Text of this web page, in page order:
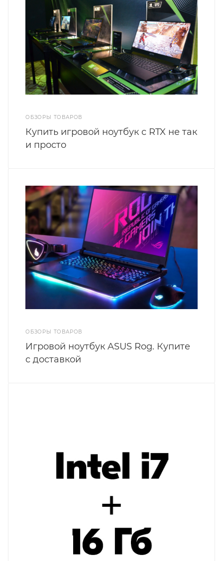
ОБЗОРЫ ТОВАРОВ
Купить игровой ноутбук с RTX не так
и просто
ОБЗОРЫ ТОВАРОВ
Игровой ноутбук ASUS Rog. Купите
с доставкой